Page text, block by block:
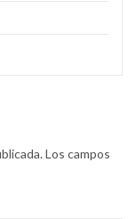
Los campos